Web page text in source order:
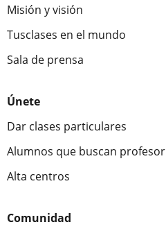
Misión y visión
Tusclases en el mundo
Sala de prensa
Únete
Dar clases particulares
Alumnos que buscan profesor
Alta centros
Comunidad